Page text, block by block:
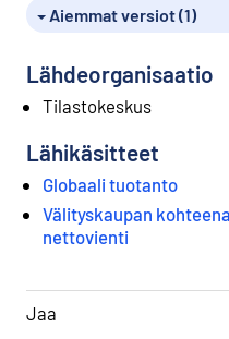
Aiemmat versiot (1)
Lähdeorganisaatio
Tilastokeskus
Lähikäsitteet
Globaali tuotanto
Välityskaupan
nettovienti
Jaa